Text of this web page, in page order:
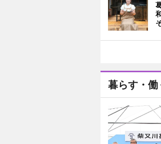
暮らす・働